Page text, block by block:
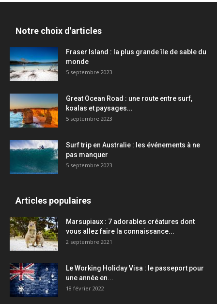
Notre choix d'articles
Fraser Island : la plus grande île de sable du
monde
5 septembre 2023
Great Ocean Road : une route entre surf,
koalas et paysages...
5 septembre 2023
Surf trip en Australie : les événements à ne
pas manquer
5 septembre 2023
Articles populaires
Marsupiaux : 7 adorables créatures dont
vous allez faire la connaissance...
2 septembre 2021
Le Working Holiday Visa : le passeport pour
une année en...
18 février 2022